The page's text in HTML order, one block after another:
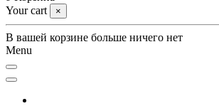
Your cart
×
В вашей корзине больше ничего нет
Menu